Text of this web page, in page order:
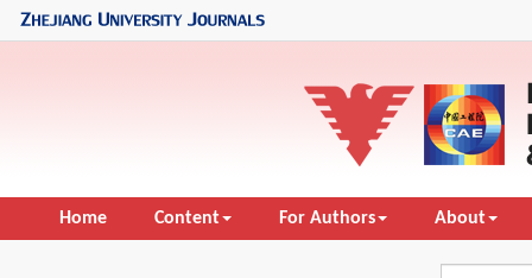
Home Content For Authors About